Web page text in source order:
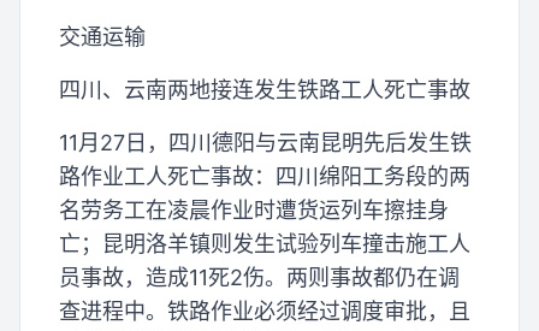
交通运输
四川、云南两地接连发生铁路工人死亡事故
11月27日，四川德阳与云南昆明先后发生铁
路作业工人死亡事故：四川绵阳工务段的两
名劳务工在凌晨作业时遭货运列车擦挂身
亡；昆明洛羊镇则发生试验列车撞击施工人
员事故，造成11死2伤。两则事故都仍在调
查进程中。铁路作业必须经过调度审批，且